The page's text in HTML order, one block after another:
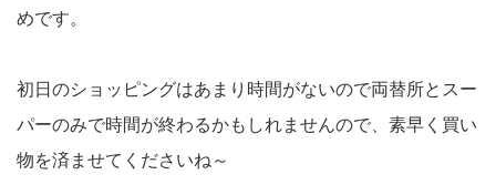
めです。
初日のショッピングはあまり時間がないので両替所とスー
パーのみで時間が終わるかもしれませんので、素早く買い
物を済ませてくださいね～